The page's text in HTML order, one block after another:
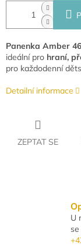
Panenka Amber
ideální pro hraní,
pro každodenní
Detailní informace
ZEPTAT SE
U